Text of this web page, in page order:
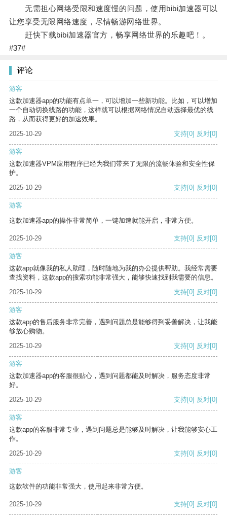
无需担心网络受限和速度慢的问题，使用bibi加速器可以
让您享受无限网络速度，尽情畅游网络世界。
赶快下载bibi加速器官方，畅享网络世界的乐趣吧！。
#37#
评论
游客
这款加速器app的功能有点单一，可以增加一些新功能。比如，可以增加
一个自动切换线路的功能，这样就可以根据网络情况自动选择最优的线
路，从而获得更好的加速效果。
2025-10-29
支持[0] 反对[0]
游客
这款加速器VPM应用程序已经为我们带来了无限的流畅体验和安全性保
护。
2025-10-29
支持[0] 反对[0]
游客
这款加速器app的操作非常简单，一键加速就能开启，非常方便。
2025-10-29 支持[0] 反对[0]
游客
这款app就像我的私人助理，随时随地为我的办公提供帮助。我经常需要
查找资料，这款app的搜索功能非常强大，能够快速找到我需要的信息。
2025-10-29
支持[0] 反对[0]
游客
这款app的售后服务非常完善，遇到问题总是能够得到妥善解决，让我能
够放心购物。
2025-10-29
支持[0] 反对[0]
游客
这款加速器app的客服很贴心，遇到问题都能及时解决，服务态度非常
好。
2025-10-29
支持[0] 反对[0]
游客
这款app的客服非常专业，遇到问题总是能够及时解决，让我能够安心工
作。
2025-10-29
支持[0] 反对[0]
游客
这款软件的功能非常强大，使用起来非常方便。
2025-10-29 支持[0] 反对[0]